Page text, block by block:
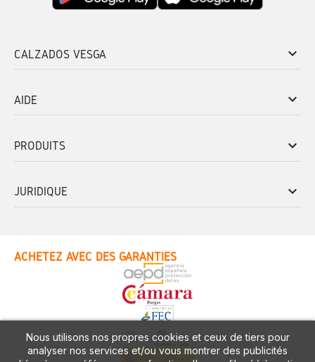
Nous utilisons nos propres cookies et ceux de tiers pour
analyser nos services et/ou vous montrer des publicités
CALZADOS VESGA keyboard_arrow_down
AIDE keyboard_arrow_down
PRODUITS keyboard_arrow_down
JURIDIQUE keyboard_arrow_down
ACHETEZ AVEC DES GARANTIES